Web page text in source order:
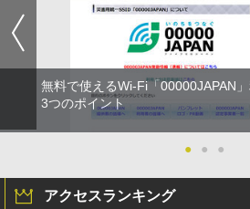
無料で使えるWi-Fi「00000JAPAN
3つのポイント
● ● ●
アクセスランキング